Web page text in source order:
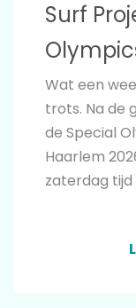
Surf
Wat een
trots. Na de
de Special
Haarlem
zaterdag